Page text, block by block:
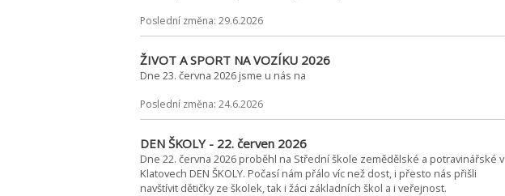
Poslední změna: 29.6.2026
ŽIVOT A SPORT NA VOZÍKU 2026
Dne 23. června 2026 jsme u nás na
Poslední změna: 24.6.2026
DEN ŠKOLY - 22. červen 2026
Dne 22. června 2026 proběhl na Střední škole zemědělské a potravinářské v
Klatovech DEN ŠKOLY. Počasí nám přálo víc než dost, i přesto nás přišli
navštívit dětičky ze školek, tak i žáci základních škol a i veřejnost.